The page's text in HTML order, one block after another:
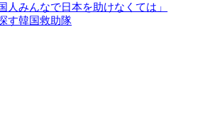
人みんなで日本を助けなくては」
す韓国救助隊